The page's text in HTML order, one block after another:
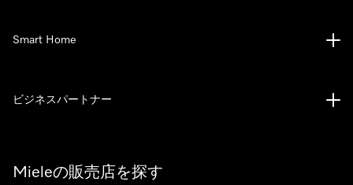
Mieleの販売店を探す
Smart Home
ビジネスパートナー